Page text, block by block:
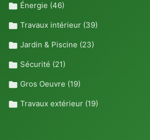
Énergie (46)
Travaux intérieur (39)
Jardin & Piscine (23)
Sécurité (21)
Gros Oeuvre (19)
Travaux extérieur (19)